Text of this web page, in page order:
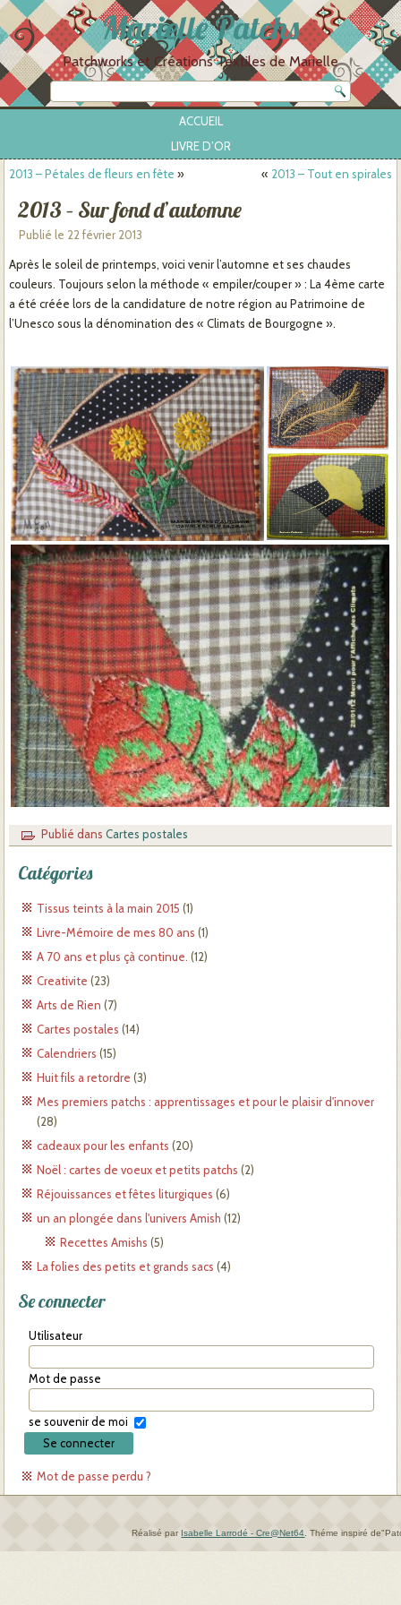
Marielle Patchs
Patchworks et Créations Textiles de Marielle
ACCUEIL
LIVRE D’OR
2013 – Pétales de fleurs en fête » « 2013 – Tout en spirales
2013 – Sur fond d’automne
Publié le 22 février 2013
Après le soleil de printemps, voici venir l’automne et ses chaudes
couleurs. Toujours selon la méthode « empiler/couper » : La 4ème carte
a été créée lors de la candidature de notre région au Patrimoine de
l’Unesco sous la dénomination des « Climats de Bourgogne ».
Publié dans Cartes postales
Catégories
Tissus teints à la main 2015 (1)
Livre-Mémoire de mes 80 ans (1)
A 70 ans et plus çà continue. (12)
Creativite (23)
Arts de Rien (7)
Cartes postales (14)
Calendriers (15)
Huit fils a retordre (3)
Mes premiers patchs : apprentissages et pour le plaisir d'innover
(28)
cadeaux pour les enfants (20)
Noël : cartes de voeux et petits patchs (2)
Réjouissances et fêtes liturgiques (6)
un an plongée dans l'univers Amish (12)
Recettes Amishs (5)
La folies des petits et grands sacs (4)
Se connecter
Utilisateur
Mot de passe
se souvenir de moi
Mot de passe perdu ?
Réalisé par Isabelle Larrodé - Cre@Net64 Théme inspiré